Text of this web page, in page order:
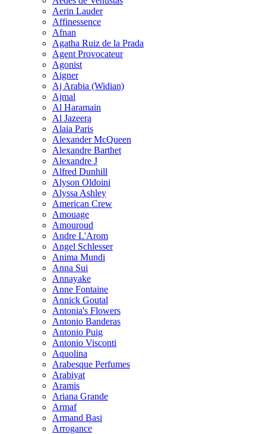
Aerin Lauder
Affinessence
Afnan
Agatha Ruiz de la Prada
Agent Provocateur
Agonist
Aigner
Aj Arabia (Widian)
Ajmal
Al Haramain
Al Jazeera
Alaia Paris
Alexander McQueen
Alexandre Barthet
Alexandre J
Alfred Dunhill
Alyson Oldoini
Alyssa Ashley
American Crew
Amouage
Amouroud
Andre L'Arom
Angel Schlesser
Anima Mundi
Anna Sui
Annayake
Anne Fontaine
Annick Goutal
Antonia's Flowers
Antonio Banderas
Antonio Puig
Antonio Visconti
Aquolina
Arabesque Perfumes
Arabiyat
Aramis
Ariana Grande
Armaf
Armand Basi
Arrogance